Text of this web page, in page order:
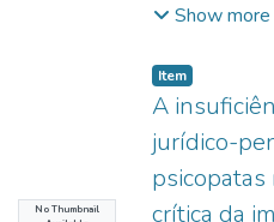
processo
matriz
distinção
Ministério
processual, e
Fundamental
assegurado à
Show more
No Thumbnail
Item type:
Item,
A
jurídico-
psicopatas
crítica da